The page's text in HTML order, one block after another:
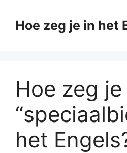
naarHoe zeg je in het
Hoe zeg je
het